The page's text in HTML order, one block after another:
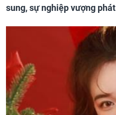
sung, sự nghiệp vượng phát